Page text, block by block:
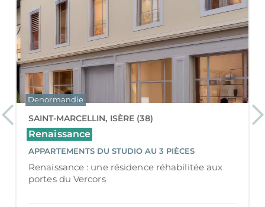
PreviousCARPENTRAS, VAUCLUSE (84)
Hôtel du Quinconce
APPARTEMENTS DU 2 PIÈCES AU 3 PIÈCES
Hôtel du Quinconce : un hôtel particulier
réhabilité au cœur de Carpentras
Denormandie Déficit foncier